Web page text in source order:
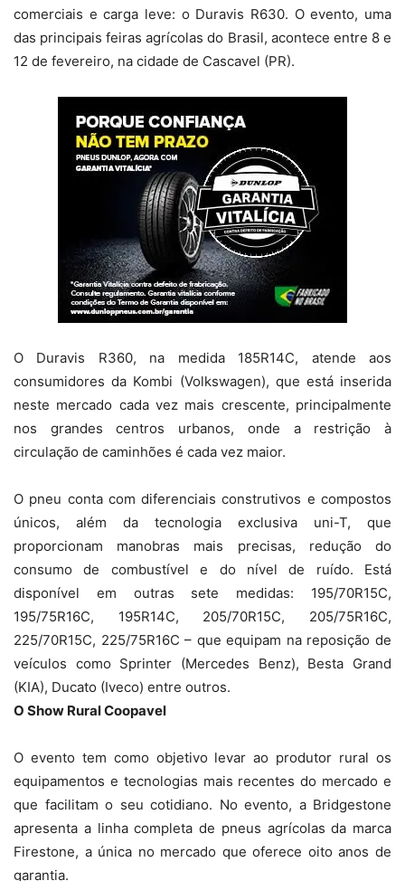
comerciais e carga leve: o Duravis R630. O evento, uma
das principais feiras agrícolas do Brasil, acontece entre 8 e
12 de fevereiro, na cidade de Cascavel (PR).
O Duravis R360, na medida 185R14C, atende aos
consumidores da Kombi (Volkswagen), que está inserida
neste mercado cada vez mais crescente, principalmente
nos grandes centros urbanos, onde a restrição à
circulação de caminhões é cada vez maior.
O pneu conta com diferenciais construtivos e compostos
únicos, além da tecnologia exclusiva uni-T, que
proporcionam manobras mais precisas, redução do
consumo de combustível e do nível de ruído. Está
disponível em outras sete medidas: 195/70R15C,
195/75R16C, 195R14C, 205/70R15C, 205/75R16C,
225/70R15C, 225/75R16C – que equipam na reposição de
veículos como Sprinter (Mercedes Benz), Besta Grand
(KIA), Ducato (Iveco) entre outros.
O Show Rural Coopavel
O evento tem como objetivo levar ao produtor rural os
equipamentos e tecnologias mais recentes do mercado e
que facilitam o seu cotidiano. No evento, a Bridgestone
apresenta a linha completa de pneus agrícolas da marca
Firestone, a única no mercado que oferece oito anos de
garantia.